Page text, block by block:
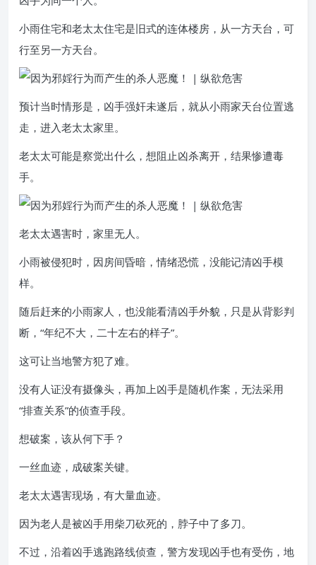
小雨住宅和老太太住宅是旧式的连体楼房，从一方天台，可
行至另一方天台。
预计当时情形是，凶手强奸未遂后，就从小雨家天台位置逃
走，进入老太太家里。
老太太可能是察觉出什么，想阻止凶杀离开，结果惨遭毒
手。
老太太遇害时，家里无人。
小雨被侵犯时，因房间昏暗，情绪恐慌，没能记清凶手模
样。
随后赶来的小雨家人，也没能看清凶手外貌，只是从背影判
断，“年纪不大，二十左右的样子”。
这可让当地警方犯了难。
没有人证没有摄像头，再加上凶手是随机作案，无法采用
“排查关系”的侦查手段。
想破案，该从何下手？
一丝血迹，成破案关键。
老太太遇害现场，有大量血迹。
因为老人是被凶手用柴刀砍死的，脖子中了多刀。
不过，沿着凶手逃跑路线侦查，警方发现凶手也有受伤，地